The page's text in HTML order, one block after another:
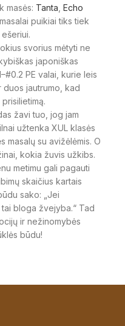
masės: Tanta Echo
puikiai tiks tiek
svorius mėtyti ne
japoniškas
PE valai, kurie leis
duos jautrumo, kad
žavi tuo, jog jam
užtenka XUL klasės
su avižėlėmis. O
kokia žuvis užkibs.
metimu gali pagauti
skaičius kartais
sako: „Jei
bloga žvejyba.“ Tad
ir nežinomybės
būdu!